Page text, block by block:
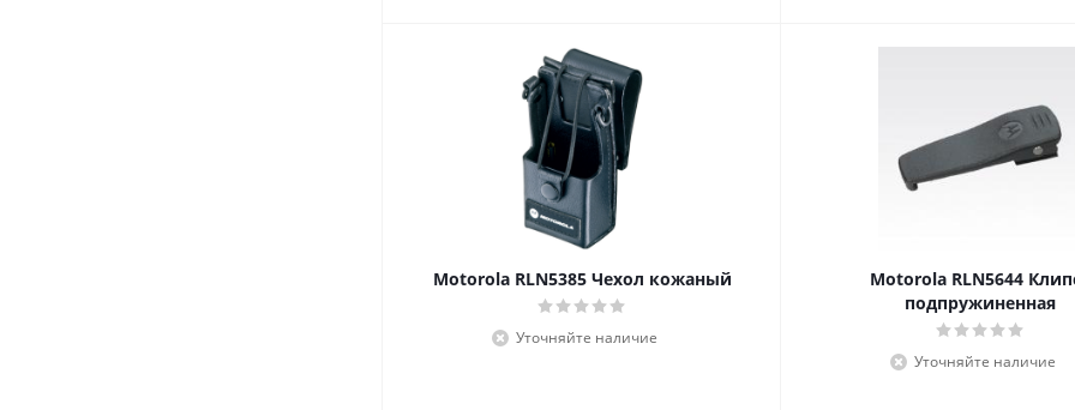
Motorola RLN5385 Чехол кожаный
Уточняйте наличие
Motorola RLN5644
подпружиненная
Уточняйте наличие